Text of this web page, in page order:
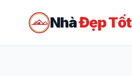
NhàĐẹp Tốt